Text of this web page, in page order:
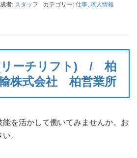
者: スタッフ カテゴリー: 仕事 求人情報
リーチリフト) / 柏
株式会社 柏営業所
を活かして働いてみませんか。お
。